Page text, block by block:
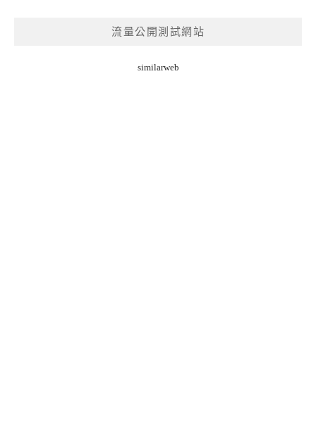
流量公開測試網站
similarweb